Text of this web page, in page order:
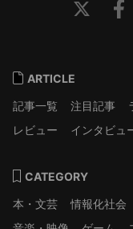
ARTICLE
記事一覧
注目記事
レビュー
インタビュ
CATEGORY
本・文芸
情報化社会